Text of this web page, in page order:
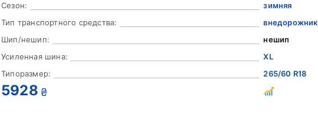
Сезон:
зимняя
Тип транспортного средства:
внедорожник
Шип/нешип:
нешип
Усиленная шина:
XL
Типоразмер:
265/60 R18
5928 ₴